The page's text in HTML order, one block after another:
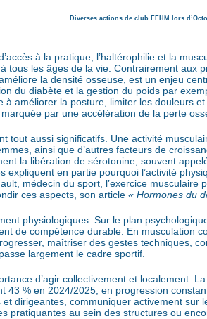
Diverses actions de club FFHM lors
à la pratique, l’haltérophilie et la
tous les âges de la vie. Contrairement aux
la densité osseuse, est un enjeu
du diabète et la gestion du poids par
améliorer la posture, limiter les douleurs
par une accélération de la perte
tout aussi significatifs. Une activité
ainsi que d’autres facteurs de
la libération de sérotonine, souvent
expliquent en partie pourquoi l’activité
médecin du sport, l’exercice
ces aspects, son article « Hormones du
physiologiques. Sur le plan
de compétence durable. En musculation
maîtriser des gestes techniques,
largement le cadre sportif.
d’agir collectivement et localement.
43 % en 2024/2025, en progression
dirigeantes, communiquer activement
pratiquantes au sein des structures ou